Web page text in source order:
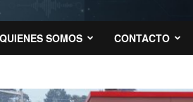
QUIENES SOMOS CONTACTO